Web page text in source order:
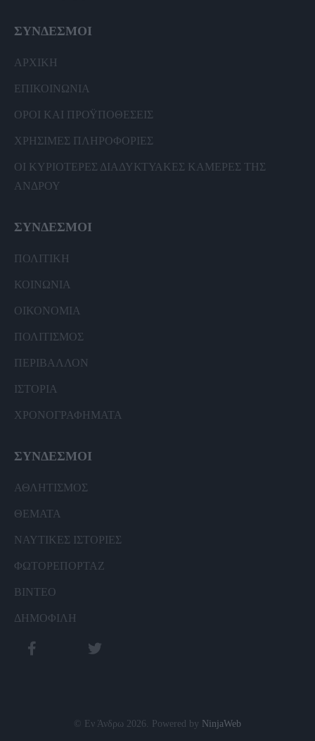
ΣΥΝΔΕΣΜΟΙ
ΑΡΧΙΚΗ
ΕΠΙΚΟΙΝΩΝΙΑ
ΟΡΟΙ ΚΑΙ ΠΡΟΫΠΟΘΕΣΕΙΣ
ΧΡΗΣΙΜΕΣ ΠΛΗΡΟΦΟΡΙΕΣ
ΟΙ ΚΥΡΙΟΤΕΡΕΣ ΔΙΑΔΥΚΤΥΑΚΕΣ ΚΑΜΕΡΕΣ ΤΗΣ
ΑΝΔΡΟΥ
ΣΥΝΔΕΣΜΟΙ
ΠΟΛΙΤΙΚΗ
ΚΟΙΝΩΝΙΑ
ΟΙΚΟΝΟΜΙΑ
ΠΟΛΙΤΙΣΜΟΣ
ΠΕΡΙΒΑΛΛΟΝ
ΙΣΤΟΡΙΑ
ΧΡΟΝΟΓΡΑΦΗΜΑΤΑ
ΣΥΝΔΕΣΜΟΙ
ΑΘΛΗΤΙΣΜΟΣ
ΘΕΜΑΤΑ
ΝΑΥΤΙΚΕΣ ΙΣΤΟΡΙΕΣ
ΦΩΤΟΡΕΠΟΡΤΑΖ
ΒΙΝΤΕΟ
ΔΗΜΟΦΙΛΗ
© Εν Άνδρω 2026. Powered by NinjaWeb